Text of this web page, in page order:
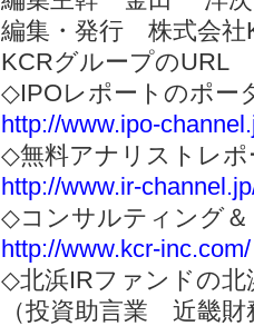
編集・発行 株式会社
KCRグループのURL
◇IPOレポートのポー
http://www.ipo-
◇無料アナリストレ
http://www.ir-
◇コンサルティング＆
http://www.kcr-inc.com/
◇北浜IRファンドの北
（投資助言業 近畿財